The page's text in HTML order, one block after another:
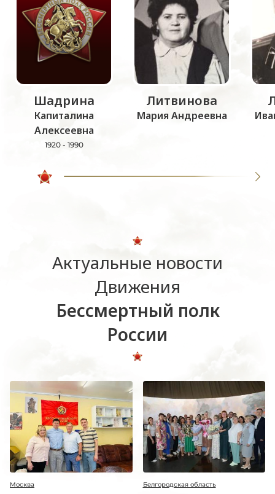
Шадрина
Капиталина
Алексеевна
1920 - 1990
Литвинова
Мария Андреевна
Актуальные новости
Движения
Бессмертный полк
России
Москва Белгородская область